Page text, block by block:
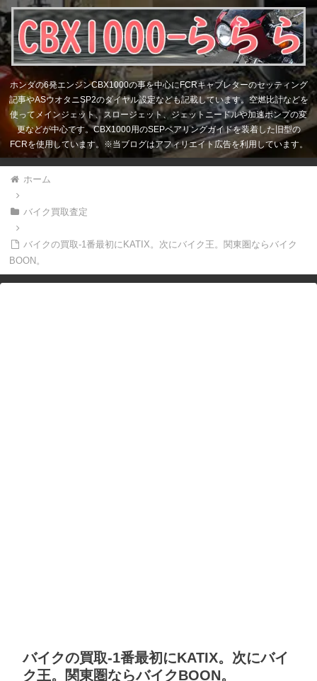
ホンダの6発エンジンCBX1000の事を中心にFCRキャブレターのセッティング
記事やASウオタニSP2のダイヤル設定なども記載しています。空燃比計などを
使ってメインジェット、スロージェット、ジェットニードルや加速ポンプの変
更などが中心です。CBX1000用のSEPベアリングガイドを装着した旧型の
FCRを使用しています。※当ブログはアフィリエイト広告を利用しています。
ホーム
バイク買取査定
バイクの買取-1番最初にKATIX。次にバイク王。関東圏ならバイク
BOON。
バイクの買取-1番最初にKATIX。次にバイ
ク王。関東圏ならバイクBOON。